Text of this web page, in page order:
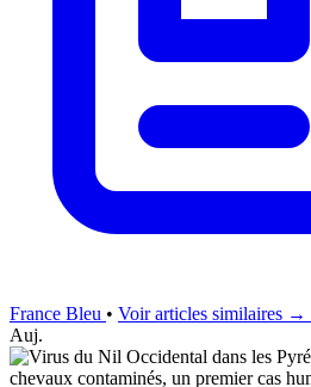
France Bleu • Voir articles similaires →
Auj.